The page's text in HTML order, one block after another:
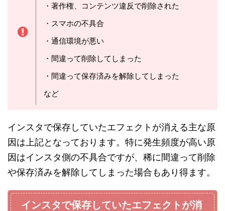
・著作権、コンテンツ違反で削除された
・スマホの不具合
・通信環境が悪い
・間違って削除してしまった
・間違って保存済みを解除してしまった
など
インスタで保存していたエフェクトが消える主な原
因は上記となっております。特に発生頻度が高い原
因はインスタ側の不具合ですが、稀に間違って削除
や保存済みを解除してしまった場合もあり得ます。
インスタで保存していたエフェクトが消